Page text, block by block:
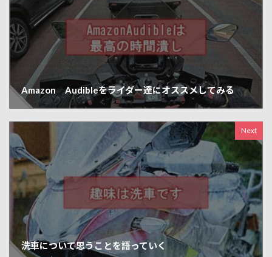
Amazon Audibleをライダー達にオススメしてみる
Next
洗車について思うことを語っていく